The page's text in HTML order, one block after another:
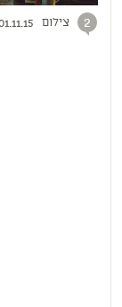
2 צילום